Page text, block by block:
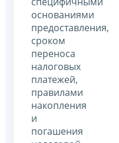
основаниями
предоставления,
сроком
переноса
налоговых
платежей,
правилами
накопления
и
погашения